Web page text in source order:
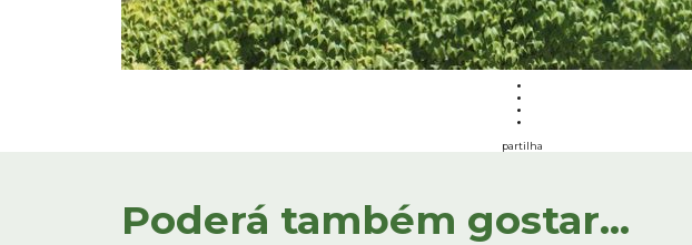
partilha
Poderá também gostar...